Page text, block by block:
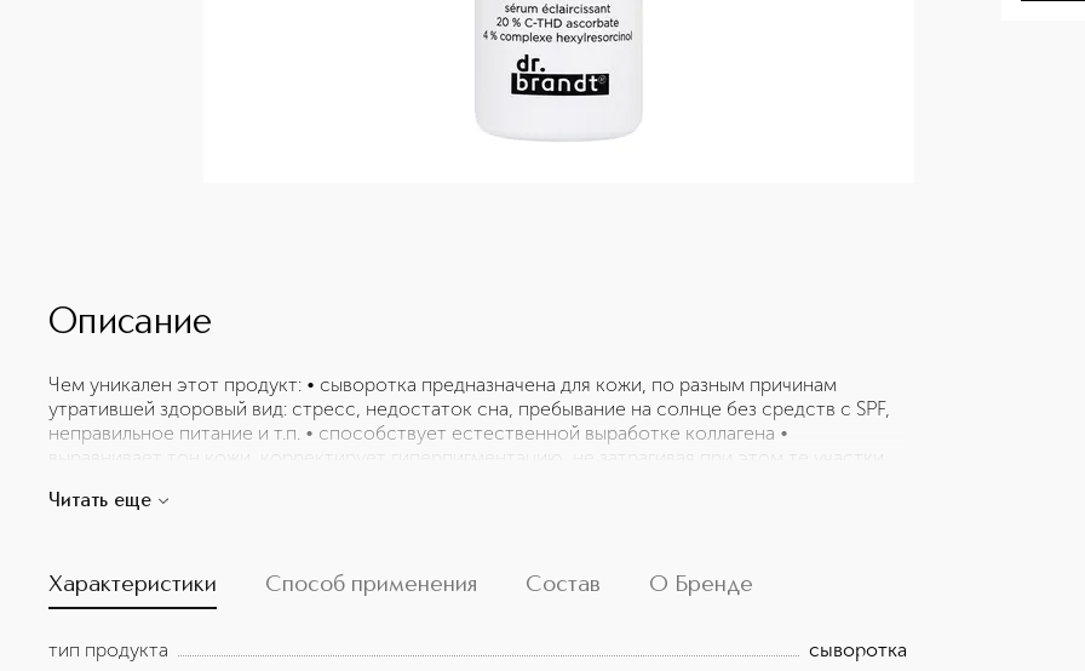
Описание
Чем уникален этот продукт: • сыворотка предназначена для кожи, по разным причинам
утратившей здоровый вид: стресс, недостаток сна, пребывание на солнце без средств с SPF,
неправильное питание и т.п. • способствует естественной выработке коллагена •
выравнивает тон кожи, корректирует гиперпигментацию, не затрагивая при этом те участки
защиту • отшелушивает и ускоряет процесс регенерации кожи • является единственным
гипоаллергенна
Читать еще
Характеристики Способ применения Состав О Бренде
тип продукта
сыворотка